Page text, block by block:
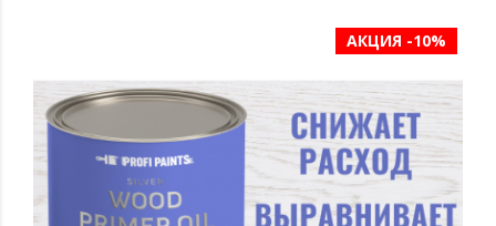
АКЦИЯ -10%